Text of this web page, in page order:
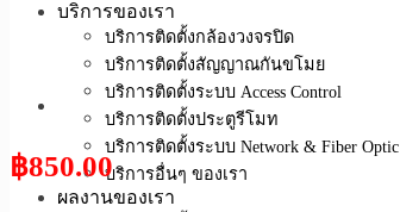
บริการของเรา
บริการติดตั้งกล้องวงจรปิด
บริการติดตั้งสัญญาณกันขโมย
บริการติดตั้งระบบ Access Control
บริการติดตั้งประตูรีโมท
บริการติดตั้งระบบ Network & Fiber Optic
บริการอื่นๆ ของเรา
ผลงานของเรา
฿850.00